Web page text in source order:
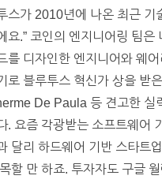
스가 2010년에 나온 최근 기
요.” 코인의 엔지니어링 팀은
를 디자인한 엔지니어와 웨어
로 블루투스 혁신가 상을 받은
De Paula 등 견고한 실
. 요즘 각광받는 소프트웨어
달리 하드웨어 기반 스타트
할 만 하죠. 투자자도 구글